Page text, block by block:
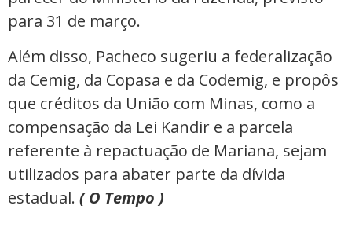
para 31 de março.
Além disso, Pacheco sugeriu a federalização
da Cemig, da Copasa e da Codemig, e propôs
que créditos da União com Minas, como a
compensação da Lei Kandir e a parcela
referente à repactuação de Mariana, sejam
utilizados para abater parte da dívida
estadual. ( O Tempo )